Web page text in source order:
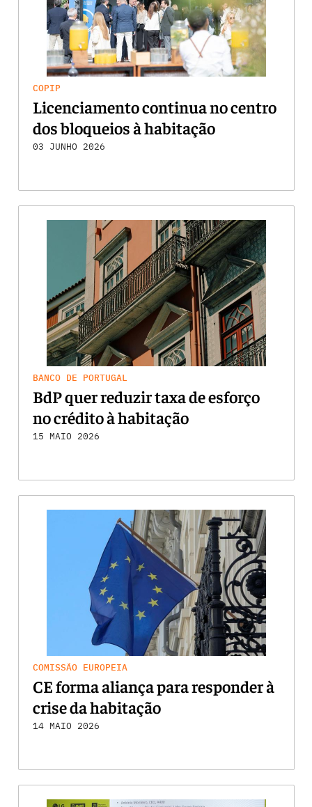
COPIP
Licenciamento continua no centro
dos bloqueios à habitação
03 JUNHO 2026
BANCO DE PORTUGAL
BdP quer reduzir taxa de esforço
no crédito à habitação
15 MAIO 2026
COMISSÃO EUROPEIA
CE forma aliança para responder à
crise da habitação
14 MAIO 2026